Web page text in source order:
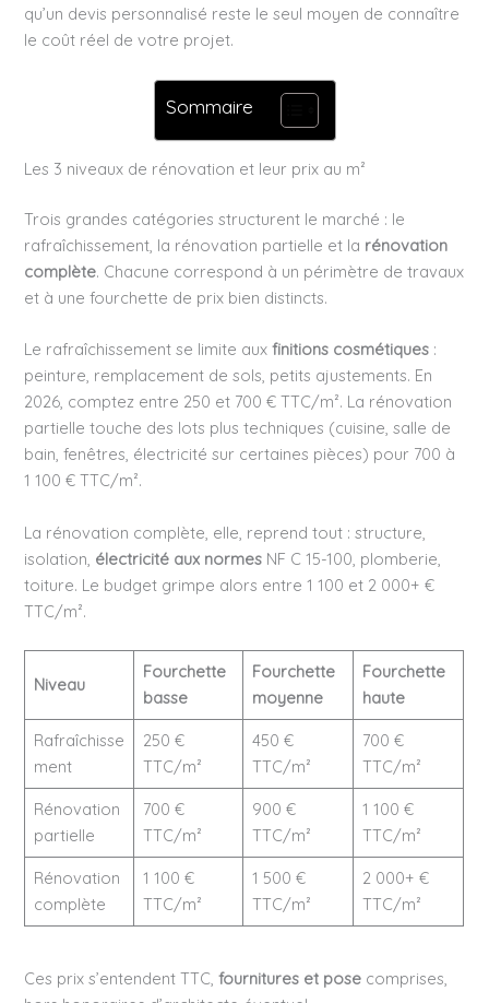
qu’un devis personnalisé reste le seul moyen de connaître
le coût réel de votre projet.
Sommaire
Les 3 niveaux de rénovation et leur prix au m²
Trois grandes catégories structurent le marché : le
rafraîchissement, la rénovation partielle et la rénovation
complète. Chacune correspond à un périmètre de travaux
et à une fourchette de prix bien distincts.
Le rafraîchissement se limite auxfinitions cosmétiques :
peinture, remplacement de sols, petits ajustements. En
2026, comptez entre 250 et 700 € TTC/m². La rénovation
partielle touche des lots plus techniques (cuisine, salle de
bain, fenêtres, électricité sur certaines pièces) pour 700 à
1 100 € TTC/m².
La rénovation complète, elle, reprend tout : structure,
isolation, électricité aux normes NF C 15-100, plomberie,
toiture. Le budget grimpe alors entre 1 100 et 2 000+ €
TTC/m².
Niveau
Fourchette
basse
Fourchette
moyenne
Fourchette
haute
Rafraîchisse
ment
250 €
TTC/m²
450 €
TTC/m²
700 €
TTC/m²
Rénovation
partielle
700 €
TTC/m²
900 €
TTC/m²
1 100 €
TTC/m²
Rénovation
complète
1 100 €
TTC/m²
1 500 €
TTC/m²
2 000+ €
TTC/m²
Ces prix s’entendent TTC,fournitures et pose comprises,